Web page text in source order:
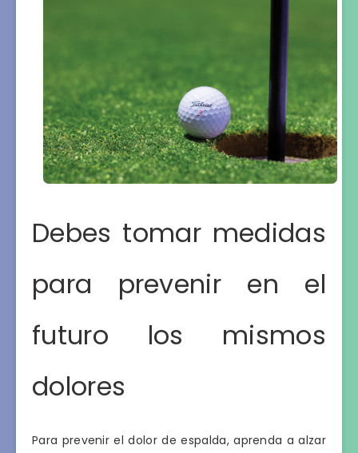
Debes tomar medidas
para prevenir en el
futuro los mismos
dolores
Para prevenir el dolor de espalda, aprenda a alzar